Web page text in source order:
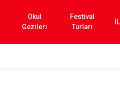
Okul
Gezileri
Festival
Turları